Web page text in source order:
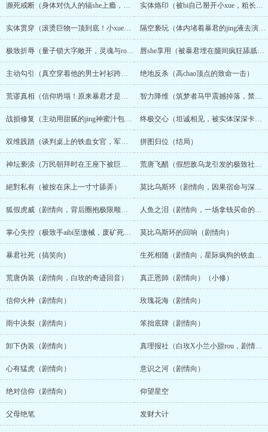
层、草菅人命。如今已被平民出身的军阀推翻，由冷酷强大的「摄政
王」独裁统治，拥有全宇宙最强大的军事力量。中央联盟（反抗势
力）： 打着「民主、平权、解放同胞」的旗号在暗网活跃，声称要推
翻帝国的极权。他们是许多流亡难民眼中的「救世主」。新绿洲（被
毁灭的边境）： 十年前因为一场残酷的恒星爆破战争而化为辐she废
墟。这里是女主角的母国，无数幸存的流民至今仍在星际间流亡，成
为各方势力抢夺的目标。【核心人物与宿命死局】男主：霍修（帝国
神力，拥有摧枯拉朽的毁灭与吞噬力量，jing神力具象化为漆黑的触
强。女主：沈微（复仇少女 / 顶级幽灵黑客）表面身分： 帝都大学里
一个平平无奇、娇小怯懦的女大学生。真实身分： 帝国通缉了三年的
恐怖的算力与绝对理智的逻辑防御。宿命目标：十年前，霍修引爆恒
在暴君眼皮底下，只为在天网撕开漏dong拯救同胞，并寻找机会给这
位杀父仇人致命一击！【碎碎念】自己煮自己想吃的饭，希望你也喜
欢。因为怕自己写不完，所以写完正文才一次过放上来哈哈哈。如果
文艺一点的话，这篇的大名应该叫《以子之矛，供子之盾》。对于这
个名字，希望看完结局的你能够GET到~作者的一点小心机。此外，作
者是个小萌新，倘若看官们满意的话，望各位手下留情，多多留言跟
送珠珠，给一下鼓励和支持(90度鞠躬)。【關於番外】本文始于小
头，终于大头。番外后面开始走剧情向了……想到哪里写哪里。...
濒死戒断（身体对仇人的辐she上瘾，深夜发情流着水主动爬床求cao） 实体烙印（被bi自己掰开小xue，粗长手指强行劈开处女防线）
实体贯穿（滚烫巨物一顶到底！小xue被彻底撑裂，大开大合狂暴cao弄） 隔空亵玩（体内堵着暴君的jing液去演讲，全星系直播被jing神触手玩到高chao流水）
极致折辱（量子锁大字敞开，灵魂与rou体的极限亵玩) 唇she享用（被暴君埋在腿间疯狂舔舐吸吮，后入式cao到子宫口死死绞紧）
主动勾引（真空穿着他的男士衬衫跨坐，用发情的小xue疯狂吞吐巨物） 绝地反杀（高chao顶点的致命一击）
荒谬真相（信仰坍塌！原来暴君才是救命恩人，在重伤的男人身下崩溃挨cao） 智力降维（筑梦者马甲震撼掉落，禁欲制服下的泛滥成灾）
战损修复（主动用甜腻的jing神蜜汁包裹、疗愈狂暴触手） 终极交心（坦诚相见，被实体深深卡在花心最死角的灵魂共振）
双维践踏（谈判桌上的铁血女官，军靴与隐形触手的裙底极限亵玩） 拼图归位（结局）
神坛亵渎（万民朝拜时在王座下被巨物拍脸、极致深喉吞jing） 荒唐飞醋（假想敌乌龙引发的极致社死）
絕對私有（被按在床上一寸寸舔弄） 莫比乌斯环（剧情向，因果宿命与深渊诞生）
狐假虎威（剧情向，背后圈抱极限顺毛） 人鱼之泪（剧情向，一场拿钱买命的顶级阳谋，暴君的自卑）
掌心失控（极致手aibi至缴械，废矿死局里的恩威并施） 莫比乌斯环的回响（剧情向）
暴君社死（搞笑向) 生死相随（剧情向，星际疯狗的铁血柔情）
荒唐伪装（剧情向，白玫的奇迹回音） 真正恩師（剧情向）（小修）
信仰火种（剧情向） 玫瑰花海（剧情向）
雨中决裂（剧情向） 笨拙底牌（剧情向）
卸下伪装（剧情向） 真理报社（白玫X小兰小甜rou，剧情向）
心有猛虎（剧情向） 意识之河（剧情向）
绝对信仰（剧情向） 仰望星空
父母绝笔 发财大计